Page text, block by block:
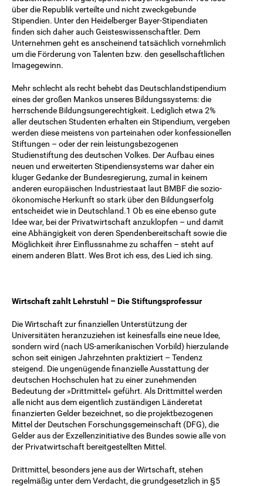
über die Republik verteilte und nicht zweckgebunde
Stipendien. Unter den Heidelberger Bayer-Stipendiaten
finden sich daher auch Geisteswissenschaftler. Dem
Unternehmen geht es anscheinend tatsächlich vornehmlich
um die Förderung von Talenten bzw. den gesellschaftlichen
Imagegewinn.
Mehr schlecht als recht behebt das Deutschlandstipendium
eines der großen Mankos unseres Bildungssystems: die
herrschende Bildungsungerechtigkeit. Lediglich etwa 2%
aller deutschen Studenten erhalten ein Stipendium, vergeben
werden diese meistens von parteinahen oder konfessionellen
Stiftungen – oder der rein leistungsbezogenen
Studienstiftung des deutschen Volkes. Der Aufbau eines
neuen und erweiterten Stipendiensystems war daher ein
kluger Gedanke der Bundesregierung, zumal in keinem
anderen europäischen Industriestaat laut BMBF die sozio-
ökonomische Herkunft so stark über den Bildungserfolg
entscheidet wie in Deutschland.1 Ob es eine ebenso gute
Idee war, bei der Privatwirtschaft anzuklopfen – und damit
eine Abhängigkeit von deren Spendenbereitschaft sowie die
Möglichkeit ihrer Einflussnahme zu schaffen – steht auf
einem anderen Blatt. Wes Brot ich ess, des Lied ich sing.
Wirtschaft zahlt Lehrstuhl – Die Stiftungsprofessur
Die Wirtschaft zur finanziellen Unterstützung der
Universitäten heranzuziehen ist keinesfalls eine neue Idee,
sondern wird (nach US-amerikanischen Vorbild) hierzulande
schon seit einigen Jahrzehnten praktiziert – Tendenz
steigend. Die ungenügende finanzielle Ausstattung der
deutschen Hochschulen hat zu einer zunehmenden
Bedeutung der »Drittmittel« geführt. Als Drittmittel werden
alle nicht aus dem eigentlich zuständigen Länderetat
finanzierten Gelder bezeichnet, so die projektbezogenen
Mittel der Deutschen Forschungsgemeinschaft (DFG), die
Gelder aus der Exzellenzinitiative des Bundes sowie alle von
der Privatwirtschaft bereitgestellten Mittel.
Drittmittel, besonders jene aus der Wirtschaft, stehen
regelmäßig unter dem Verdacht, die grundgesetzlich in §5